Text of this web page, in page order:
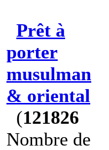
Prêt à
porter
musulman
& oriental
(121826
Nombre de